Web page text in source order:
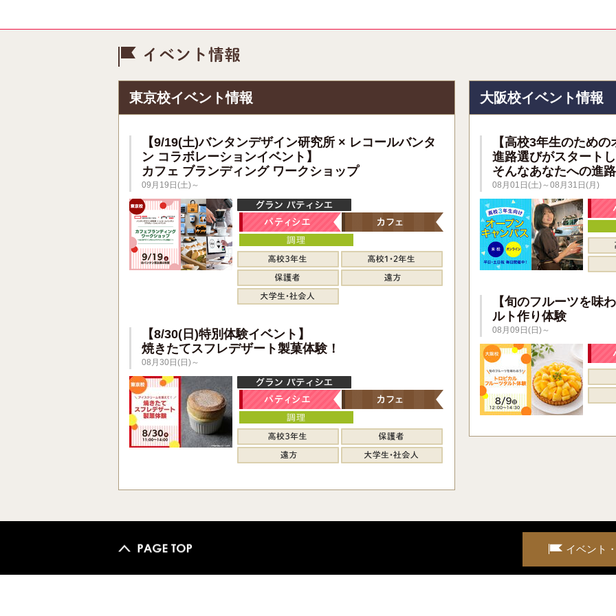
東京校イベント情報
【9/19(土)バンタンデザイン研究所 × レコールバンタ
ン コラボレーションイベント】
カフェ ブランディング ワークショップ
09月19日(土)～
【8/30(日)特別体験イベント】
焼きたてスフレデザート製菓体験！
08月30日(日)～
大阪校イベント情報
【高校3年生のため
進路選びがスタート
そんなあなたへの進
08月01日(土)～08月31日(月)
【旬のフルーツを味
ルト作り体験
08月09日(日)～
イベント